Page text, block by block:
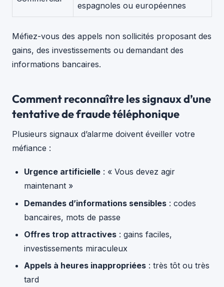
espagnoles ou européennes
Méfiez-vous des appels non sollicités proposant des
gains, des investissements ou demandant des
informations bancaires.
Comment reconnaître les signaux d’une
tentative de fraude téléphonique
Plusieurs signaux d’alarme doivent éveiller votre
méfiance :
Urgence artificielle : « Vous devez agir
maintenant »
Demandes d’informations sensibles : codes
bancaires, mots de passe
Offres trop attractives : gains faciles,
investissements miraculeux
Appels à heures inappropriées : très tôt ou très
tard